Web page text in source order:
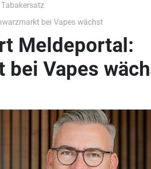
bei Vapes wächst
Meldeportal:
bei Vapes